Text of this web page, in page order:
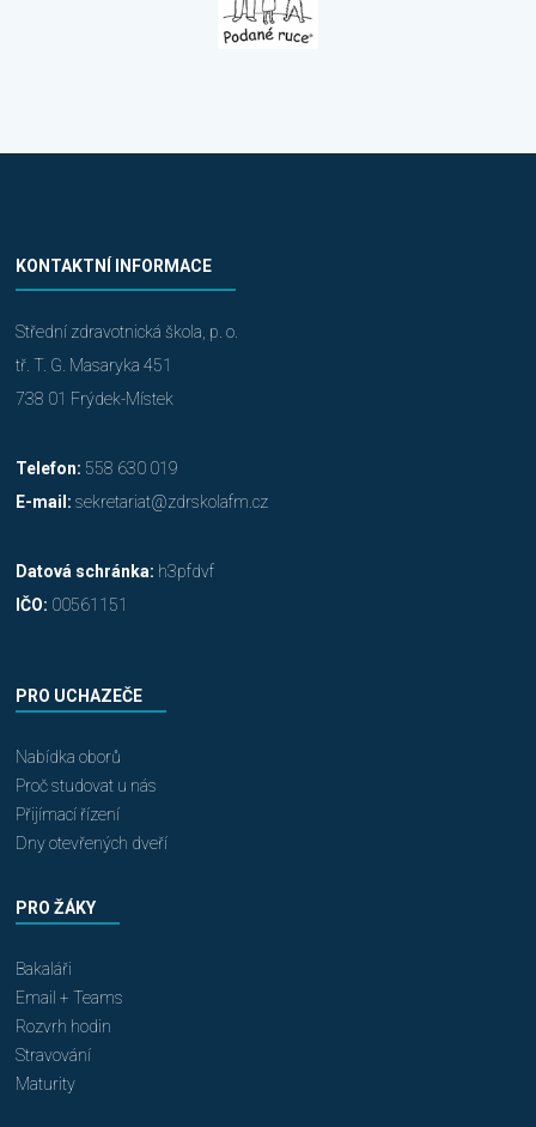
KONTAKTNÍ INFORMACE
Střední zdravotnická škola, p. o.
tř. T. G. Masaryka 451
738 01 Frýdek-Místek
Telefon: 558 630 019
E-mail: sekretariat@zdrskolafm.cz
Datová schránka: h3pfdvf
IČO: 00561151
PRO UCHAZEČE
Nabídka oborů
Proč studovat u nás
Přijímací řízení
Dny otevřených dveří
PRO ŽÁKY
Bakaláři
Email + Teams
Rozvrh hodin
Stravování
Maturity